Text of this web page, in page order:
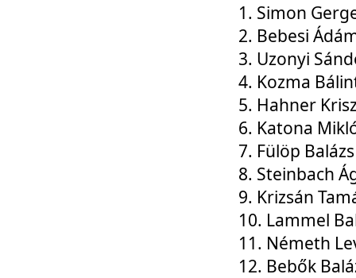
1. Simon
2. Bebesi
3. Uzonyi
4. Kozma
5. Hahner
6. Katona
7. Fülöp Balázs
8. Steinbach
9. Krizsán
10. Lammel
11. Németh
12. Bebők